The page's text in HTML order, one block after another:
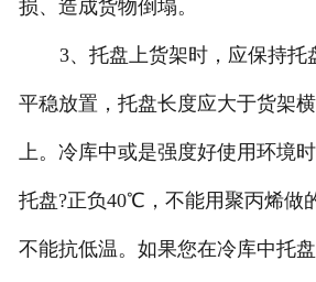
损、造成货物倒塌。
3、托盘上货架时，应保持托
平稳放置，托盘长度应大于货架
上。冷库中或是强度好使用环境
托盘?正负40℃，不能用聚丙烯做
不能抗低温。如果您在冷库中托